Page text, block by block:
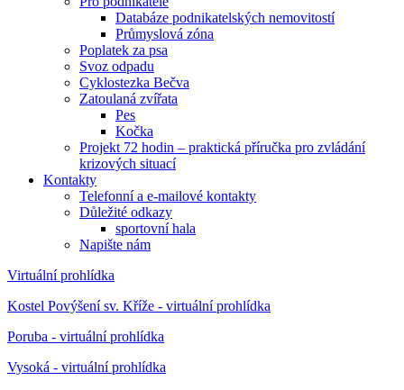
Databáze podnikatelských nemovitostí
Průmyslová zóna
Poplatek za psa
Svoz odpadu
Cyklostezka Bečva
Zatoulaná zvířata
Pes
Kočka
Projekt 72 hodin – praktická příručka pro zvládání
krizových situací
Kontakty
Telefonní a e-mailové kontakty
Důležité odkazy
sportovní hala
Napište nám
Virtuální prohlídka
Kostel Povýšení sv. Kříže - virtuální prohlídka
Poruba - virtuální prohlídka
Vysoká - virtuální prohlídka